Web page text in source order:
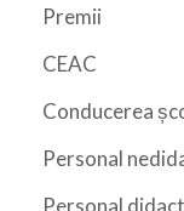
Premii
CEAC
Conducerea
Personal
Personal